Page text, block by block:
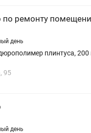
по ремонту
день
плинтуса,
95
день